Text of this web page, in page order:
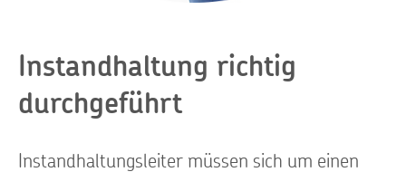
Instandhaltung richtig
durchgeführt
Instandhaltungsleiter müssen sich um einen